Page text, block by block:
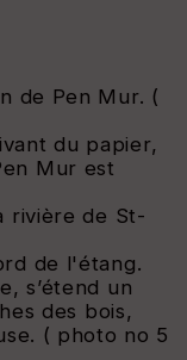
de Pen Mur. (
du papier,
Mur est
rivière de St-
de l'étang.
s’étend un
des bois,
( photo no 5